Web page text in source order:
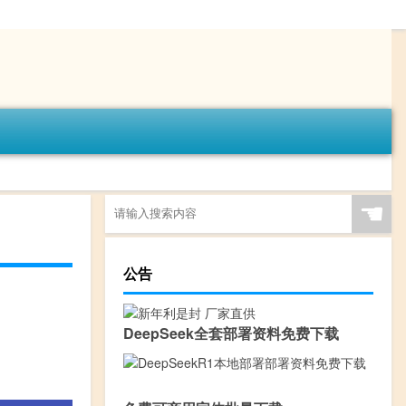
☚
公告
DeepSeek全套部署资料免费下载